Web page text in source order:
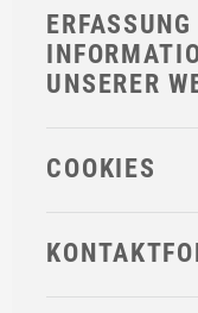
UNSERER
COOKIES